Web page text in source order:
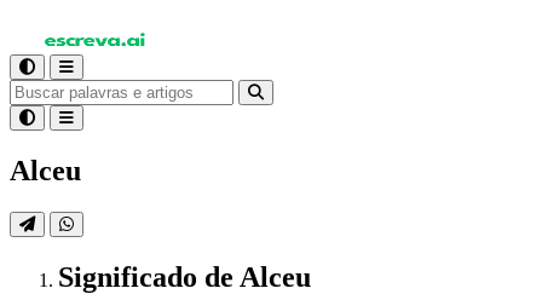
Alceu
Significado de Alceu